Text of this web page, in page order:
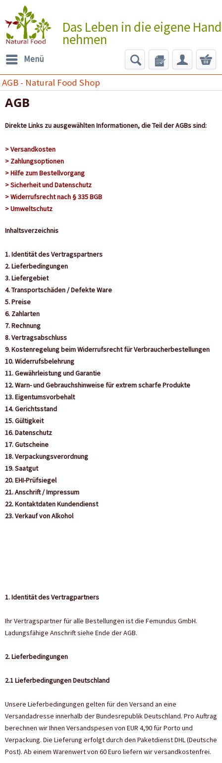
Das Leben in die eigene Hand
nehmen
Menü
AGB - Natural Food Shop
AGB
Direkte Links zu ausgewählten Informationen, die Teil der AGBs sind:
> Versandkosten
> Zahlungsoptionen
> Hilfe zum Bestellvorgang
> Sicherheit und Datenschutz
> Widerrufsrecht nach § 335 BGB
> Umweltschutz
Inhaltsverzeichnis
1. Identität des Vertragspartners
2. Lieferbedingungen
3. Liefergebiet
4. Transportschäden / Defekte Ware
5. Preise
6. Zahlarten
7. Rechnung
8. Vertragsabschluss
9. Kostenregelung beim Widerrufsrecht für Verbraucherbestellungen
10. Widerrufsbelehrung
11. Gewährleistung und Garantie
12. Warn- und Gebrauchshinweise für extrem scharfe Produkte
13. Eigentumsvorbehalt
14. Gerichtsstand
15. Gültigkeit
16. Datenschutz
17. Gutscheine
18. Verpackungsverordnung
19. Saatgut
20. EHI-Prüfsiegel
21. Anschrift / Impressum
22. Kontaktdaten Kundendienst
23. Verkauf von Alkohol
1. Identität des Vertragpartners
Ihr Vertragspartner für alle Bestellungen ist die Femundus GmbH.
Ladungsfähige Anschrift siehe Ende der AGB.
2. Lieferbedingungen
2.1 Lieferbedingungen Deutschland
Unsere Lieferbedingungen gelten für den Versand an eine
Versandadresse innerhalb der Bundesrepublik Deutschland. Pro Auftrag
berechnen wir Ihnen Versandspesen von EUR 4,90 für Porto und
Verpackung. Die Lieferung erfolgt durch den Paketdienst DHL (Deutsche
Post). Ab einem Warenwert von 60 Euro liefern wir versandkostenfrei.